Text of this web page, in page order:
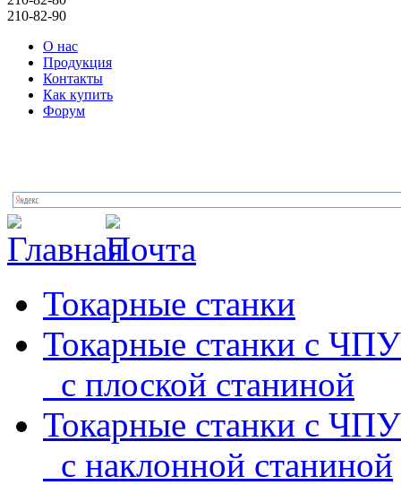
210-82-90
О нас
Продукция
Контакты
Как купить
Форум
Токарные станки
Токарные станки с ЧПУ
с плоской станиной
Токарные станки с ЧПУ
с наклонной станиной